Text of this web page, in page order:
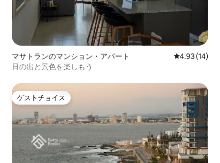
マサトランのマンション・アパート レビュー14
4.93 (14)
日の出と景色を楽しもう
ゲストチョイス
ゲストチョイス